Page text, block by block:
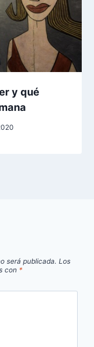
y qué
será publicada. Los
con *